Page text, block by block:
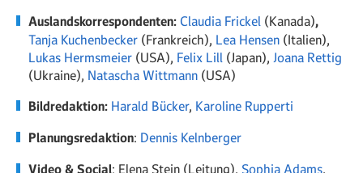
Auslandskorrespondenten: Claudia Frickel (Kanada),
Tanja Kuchenbecker (Frankreich), Lea Hensen (Italien),
Lukas Hermsmeier (USA), Felix Lill (Japan), Joana Rettig
(Ukraine), Natascha Wittmann (USA)
Bildredaktion: Harald Bücker, Karoline Rupperti
Planungsredaktion: Dennis Kelnberger
Video & Social: Elena Stein (Leitung), Sophia Adams,